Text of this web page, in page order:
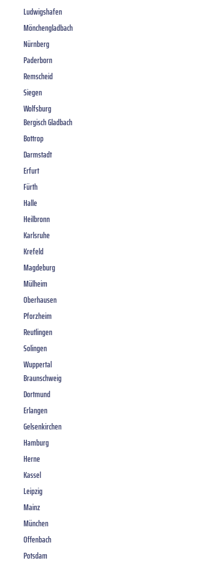
Ludwigshafen
Mönchengladbach
Nürnberg
Paderborn
Remscheid
Siegen
Wolfsburg
Bergisch Gladbach
Bottrop
Darmstadt
Erfurt
Fürth
Halle
Heilbronn
Karlsruhe
Krefeld
Magdeburg
Mülheim
Oberhausen
Pforzheim
Reutlingen
Solingen
Wuppertal
Braunschweig
Dortmund
Erlangen
Gelsenkirchen
Hamburg
Herne
Kassel
Leipzig
Mainz
München
Offenbach
Potsdam